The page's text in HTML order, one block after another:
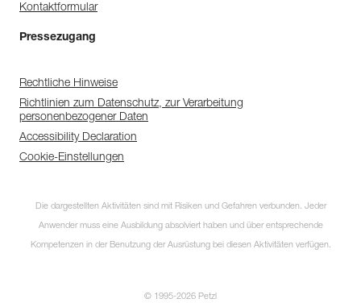
Kontaktformular
Pressezugang
Rechtliche Hinweise
Richtlinien zum Datenschutz, zur Verarbeitung
personenbezogener Daten
Accessibility Declaration
Cookie-Einstellungen
Die dargestellten Aktivitäten sind mit Risiken und Gefahren verbunden. Jeder
Anwender muss eine Ausbildung absolviert haben und über entsprechende
Kompetenzen in der Benutzung der Ausrüstung bei diesen Aktivitäten verfügen.
© 1995-2026 Petzl